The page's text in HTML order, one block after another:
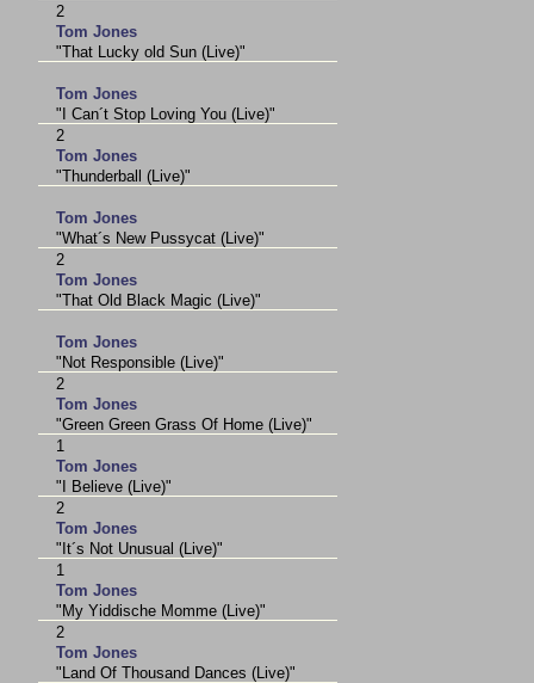
2
Tom Jones
"That Lucky old Sun (Live)"
Tom Jones
"I Can´t Stop Loving You (Live)"
2
Tom Jones
"Thunderball (Live)"
Tom Jones
"What´s New Pussycat (Live)"
2
Tom Jones
"That Old Black Magic (Live)"
Tom Jones
"Not Responsible (Live)"
2
Tom Jones
"Green Green Grass Of Home (Live)"
1
Tom Jones
"I Believe (Live)"
2
Tom Jones
"It´s Not Unusual (Live)"
1
Tom Jones
"My Yiddische Momme (Live)"
2
Tom Jones
"Land Of Thousand Dances (Live)"